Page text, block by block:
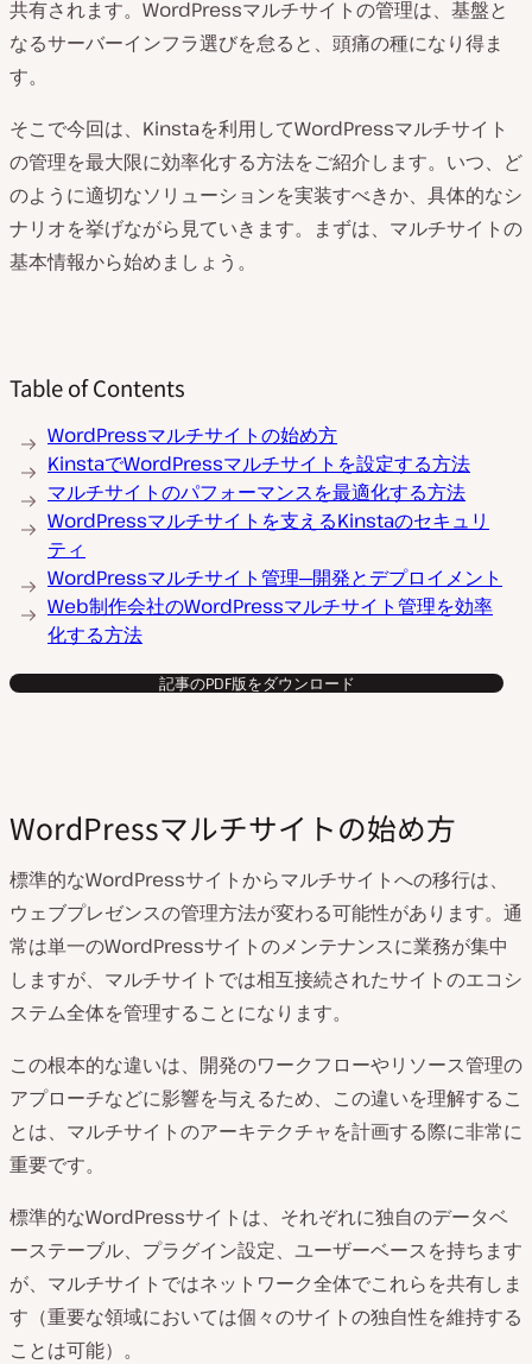
共有されます。WordPressマルチサイトの管理は、基盤と
なるサーバーインフラ選びを怠ると、頭痛の種になり得ま
す。
そこで今回は、Kinstaを利用してWordPressマルチサイト
の管理を最大限に効率化する方法をご紹介します。いつ、ど
のように適切なソリューションを実装すべきか、具体的なシ
ナリオを挙げながら見ていきます。まずは、マルチサイトの
基本情報から始めましょう。
Table of Contents
WordPressマルチサイトの始め方
KinstaでWordPressマルチサイトを設定する方法
マルチサイトのパフォーマンスを最適化する方法
WordPressマルチサイトを支えるKinstaのセキュリ
ティ
WordPressマルチサイト管理─開発とデプロイメント
Web制作会社のWordPressマルチサイト管理を効率
化する方法
記事のPDF版をダウンロード
WordPressマルチサイトの始め方
標準的なWordPressサイトからマルチサイトへの移行は、
ウェブプレゼンスの管理方法が変わる可能性があります。通
常は単一のWordPressサイトのメンテナンスに業務が集中
しますが、マルチサイトでは相互接続されたサイトのエコシ
ステム全体を管理することになります。
この根本的な違いは、開発のワークフローやリソース管理の
アプローチなどに影響を与えるため、この違いを理解するこ
とは、マルチサイトのアーキテクチャを計画する際に非常に
重要です。
標準的なWordPressサイトは、それぞれに独自のデータベ
ーステーブル、プラグイン設定、ユーザーベースを持ちます
が、マルチサイトではネットワーク全体でこれらを共有しま
す（重要な領域においては個々のサイトの独自性を維持する
ことは可能）。